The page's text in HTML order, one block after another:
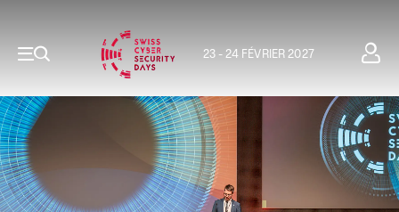
23 - 24 FÉVRIER 2027